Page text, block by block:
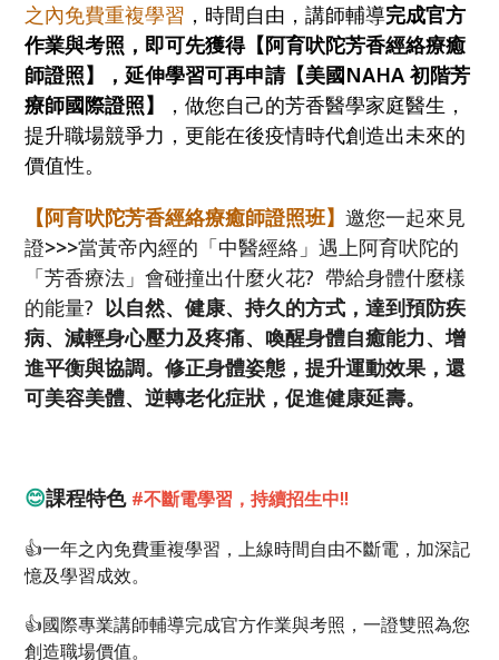
之內免費重複學習 ，時間自由，講師輔導完成官方
作業與考照，即可先獲得【阿育吠陀芳香經絡療癒
師證照】，延伸學習可再申請【美國NAHA 初階芳
療師國際證照】
，做您自己的芳香醫學家庭醫生，
提升職場競爭力，更能在後疫情時代創造出未來的
價值性。
【阿育吠陀芳香經絡療癒師證照班】邀您一起來見
證>>>當黃帝內經的「中醫經絡」遇上阿育吠陀的
「芳香療法」會碰撞出什麼火花? 帶給身體什麼樣
的能量? 以⾃然、健康、持久的⽅式，達到預防疾
病、減輕⾝⼼壓⼒及疼痛、喚醒⾝體⾃癒能⼒、增
進平衡與協調。修正⾝體姿態，提升運動效果，還
可美容美體、逆轉老化症狀，促進健康延壽。
😊課程特色 #不斷電學習，持續招生中!!
👍一年之內免費重複學習，上線時間自由不斷電，加深記
憶及學習成效。
👍國際專業講師輔導完成官方作業與考照，一證雙照為您
創造職場價值。